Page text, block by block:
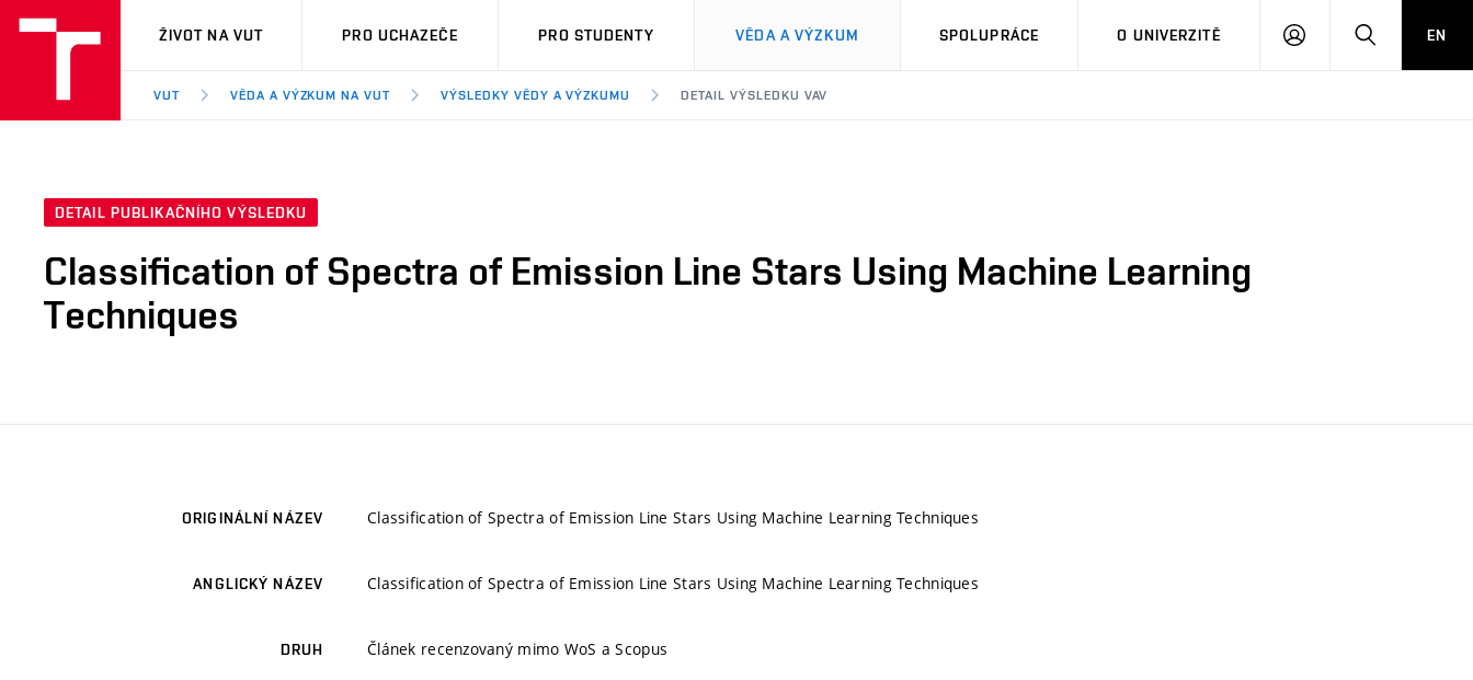
VUT
ŽIVOT NA VUT PRO UCHAZEČE PRO STUDENTY VĚDA A VÝZKUM SPOLUPRÁCE O UNIVERZITĚ
PŘIHLÁSIT HLEDATEN
VUT VĚDA A VÝZKUM NA VUT VÝSLEDKY VĚDY A VÝZKUMU DETAIL VÝSLEDKU VAV
DETAIL PUBLIKAČNÍHO VÝSLEDKU
Classification of Spectra of Emission Line Stars Using Machine Learning
Techniques
ORIGINÁLNÍ NÁZEV Classification of Spectra of Emission Line Stars Using Machine Learning Techniques
ANGLICKÝ NÁZEV Classification of Spectra of Emission Line Stars Using Machine Learning Techniques
DRUH Článek recenzovaný mimo WoS a Scopus